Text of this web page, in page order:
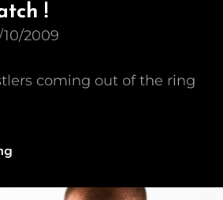
!
10/2009
coming out of the ring